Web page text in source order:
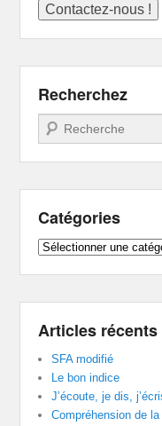
Recherchez
Recherche
Catégories
Catégories
Articles récents
SFA modifié
Le bon indice
J’écoute, je dis,
Compréhension de